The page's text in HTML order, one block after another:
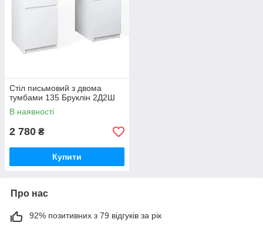
Стіл письмовий з двома
тумбами 135 Бруклін 2Д2Ш
В наявності
2 780 ₴
Купити
Про нас
92% позитивних з 79 відгуків за рік